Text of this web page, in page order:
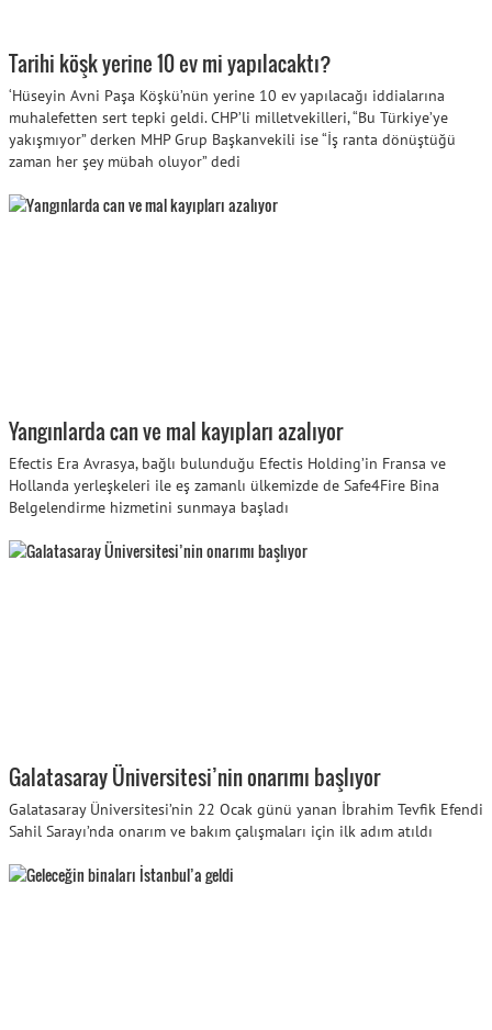
Tarihi köşk yerine 10 ev mi yapılacaktı?
‘Hüseyin Avni Paşa Köşkü’nün yerine 10 ev yapılacağı iddialarına
muhalefetten sert tepki geldi. CHP’li milletvekilleri, “Bu Türkiye’ye
yakışmıyor” derken MHP Grup Başkanvekili ise “İş ranta dönüştüğü
zaman her şey mübah oluyor” dedi
Yangınlarda can ve mal kayıpları azalıyor
Efectis Era Avrasya, bağlı bulunduğu Efectis Holding’in Fransa ve
Hollanda yerleşkeleri ile eş zamanlı ülkemizde de Safe4Fire Bina
Belgelendirme hizmetini sunmaya başladı
Galatasaray Üniversitesi’nin onarımı başlıyor
Galatasaray Üniversitesi’nin 22 Ocak günü yanan İbrahim Tevfik Efendi
Sahil Sarayı’nda onarım ve bakım çalışmaları için ilk adım atıldı